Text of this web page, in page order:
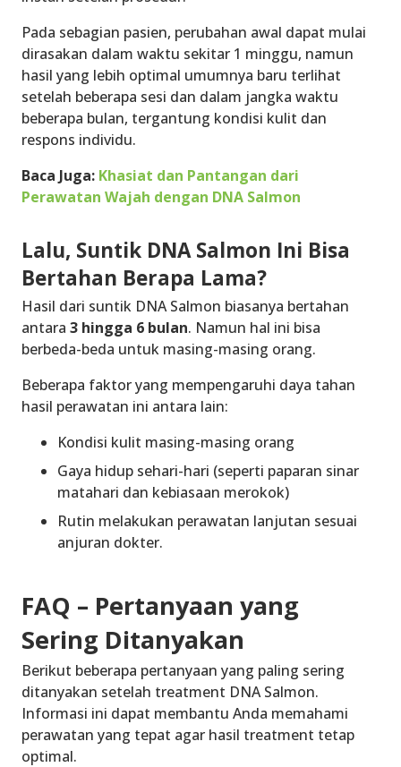
Pada sebagian pasien, perubahan awal dapat mulai
dirasakan dalam waktu sekitar 1 minggu, namun
hasil yang lebih optimal umumnya baru terlihat
setelah beberapa sesi dan dalam jangka waktu
beberapa bulan, tergantung kondisi kulit dan
respons individu.
Baca Juga: Khasiat dan Pantangan dari
Perawatan Wajah dengan DNA Salmon
Lalu, Suntik DNA Salmon Ini Bisa
Bertahan Berapa Lama?
Hasil dari suntik DNA Salmon biasanya bertahan
antara 3 hingga 6 bulan. Namun hal ini bisa
berbeda-beda untuk masing-masing orang.
Beberapa faktor yang mempengaruhi daya tahan
hasil perawatan ini antara lain:
Kondisi kulit masing-masing orang
Gaya hidup sehari-hari (seperti paparan sinar
matahari dan kebiasaan merokok)
Rutin melakukan perawatan lanjutan sesuai
anjuran dokter.
FAQ – Pertanyaan yang
Sering Ditanyakan
Berikut beberapa pertanyaan yang paling sering
ditanyakan setelah treatment DNA Salmon.
Informasi ini dapat membantu Anda memahami
perawatan yang tepat agar hasil treatment tetap
optimal.